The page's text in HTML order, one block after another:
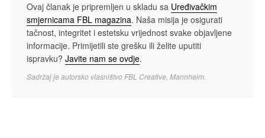
Ovaj članak je pripremljen u skladu sa Uređivačkim
smjernicama FBL magazina. Naša misija je osigurati
tačnost, integritet i estetsku vrijednost svake objavljene
informacije. Primijetili ste grešku ili želite uputiti
ispravku? Javite nam se ovdje.
Sadržaj je autorsko vlasništvo FBL Creative, Mannheim.